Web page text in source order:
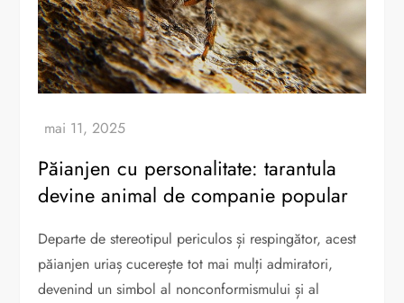
Păianjen cu personalitate: tarantula
devine animal de companie popular
Departe de stereotipul periculos și respingător, acest
păianjen uriaș cucerește tot mai mulți admiratori,
devenind un simbol al nonconformismului și al